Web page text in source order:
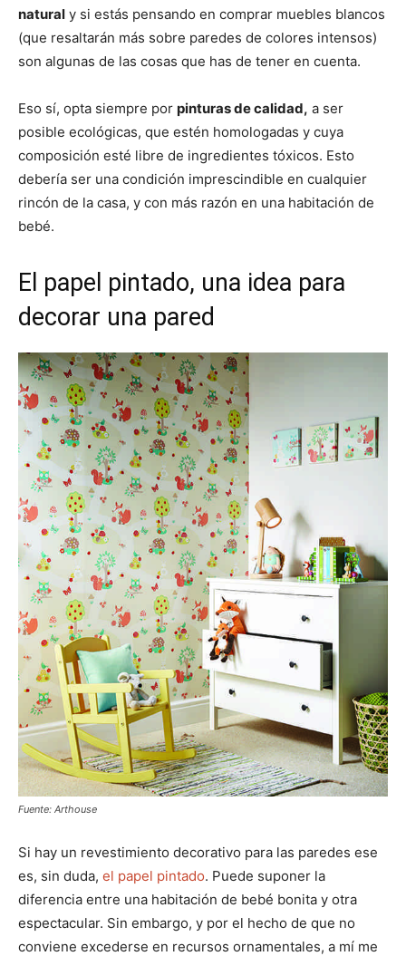
natural y si estás pensando en comprar muebles blancos
(que resaltarán más sobre paredes de colores intensos)
son algunas de las cosas que has de tener en cuenta.
Eso sí, opta siempre por pinturas de calidad, a ser
posible ecológicas, que estén homologadas y cuya
composición esté libre de ingredientes tóxicos. Esto
debería ser una condición imprescindible en cualquier
rincón de la casa, y con más razón en una habitación de
bebé.
El papel pintado, una idea para
decorar una pared
Fuente: Arthouse
Si hay un revestimiento decorativo para las paredes ese
es, sin duda, el papel pintado. Puede suponer la
diferencia entre una habitación de bebé bonita y otra
espectacular. Sin embargo, y por el hecho de que no
conviene excederse en recursos ornamentales, a mí me